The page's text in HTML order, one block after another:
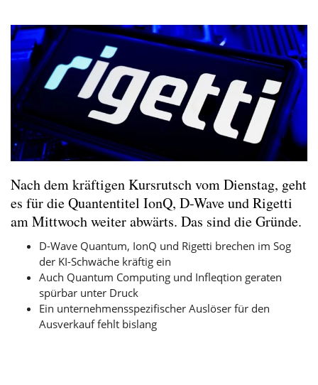
Nach dem kräftigen Kursrutsch vom Dienstag, geht
es für die Quantentitel IonQ, D-Wave und Rigetti
am Mittwoch weiter abwärts. Das sind die Gründe.
D-Wave Quantum, IonQ und Rigetti brechen im Sog
der KI-Schwäche kräftig ein
Auch Quantum Computing und Infleqtion geraten
spürbar unter Druck
Ein unternehmensspezifischer Auslöser für den
Ausverkauf fehlt bislang